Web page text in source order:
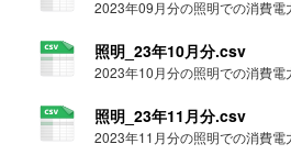
2023年09月分の照明での消費電
照明_23年10月分.csv
2023年10月分の照明での消費電
照明_23年11月分.csv
2023年11月分の照明での消費電